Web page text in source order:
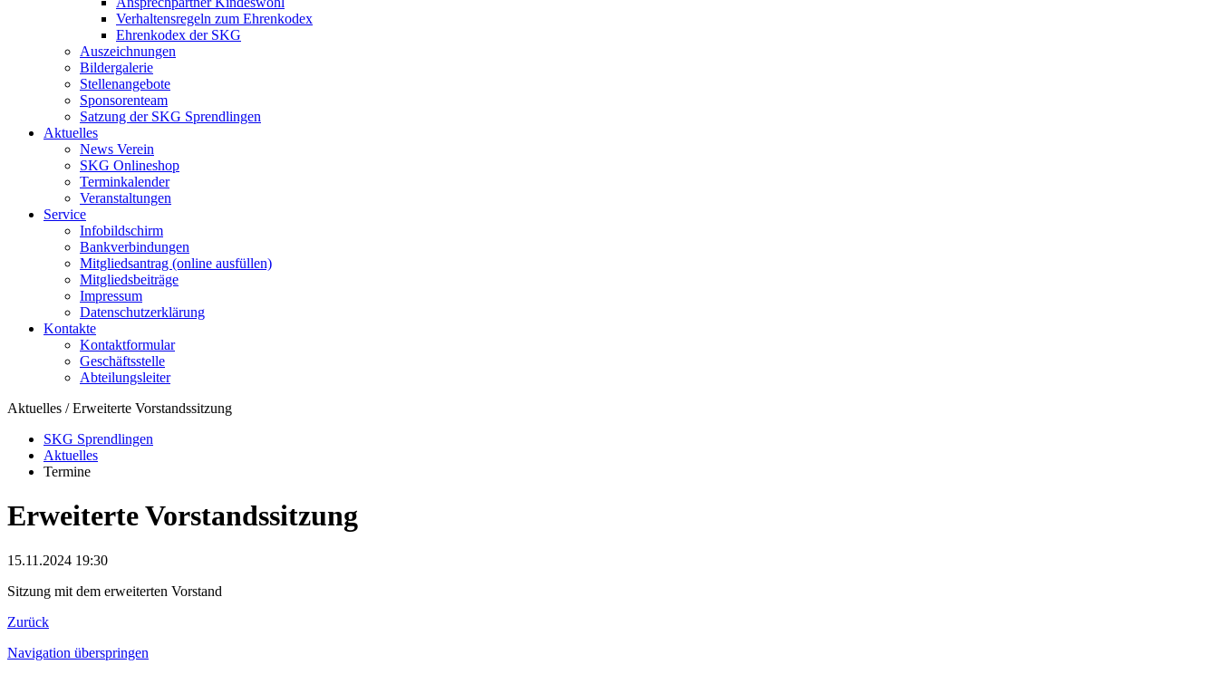
Verhaltensregeln zum Ehrenkodex
Ehrenkodex der SKG
Auszeichnungen
Bildergalerie
Stellenangebote
Sponsorenteam
Satzung der SKG Sprendlingen
Aktuelles
News Verein
SKG Onlineshop
Terminkalender
Veranstaltungen
Service
Infobildschirm
Bankverbindungen
Mitgliedsantrag (online ausfüllen)
Mitgliedsbeiträge
Impressum
Datenschutzerklärung
Kontakte
Kontaktformular
Geschäftsstelle
Abteilungsleiter
Aktuelles / Erweiterte Vorstandssitzung
SKG Sprendlingen
Aktuelles
Termine
Erweiterte Vorstandssitzung
15.11.2024 19:30
Sitzung mit dem erweiterten Vorstand
Zurück
Navigation überspringen